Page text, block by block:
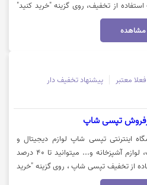
از تخفیف، روی گزینه "خرید کنید"
مشاهده
فعلا معتبر پیشنهاد تخفیف دار
اینترنتی تپسی شاپ لوازم دیجیتال و
جانبی، اسباب بازی، غذای حیوانات، لوازم آشپزخانه و... میتوانید تا 40 درصد
از تخفیف تپسی شاپ ، روی گزینه "خرید